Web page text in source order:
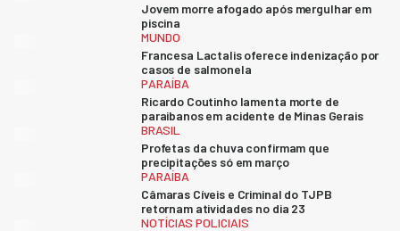
Jovem morre afogado após mergulhar em
piscina
MUNDO
Francesa Lactalis oferece indenização por
casos de salmonela
PARAÍBA
Ricardo Coutinho lamenta morte de
paraibanos em acidente de Minas Gerais
BRASIL
Profetas da chuva confirmam que
precipitações só em março
PARAÍBA
Câmaras Cíveis e Criminal do TJPB
retornam atividades no dia 23
NOTÍCIAS POLICIAIS